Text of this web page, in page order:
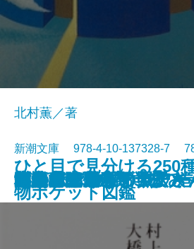
黄泉びと知らず
てるてる坊主の照子さ
てるてる坊主の照子さ
てるてる坊主の照子さ
ニッポンの猫
秘録 陸軍中野学校
嵐が丘
日はまた昇る
ビタミンF
リセット
北村薫／著
新潮文庫 978-4-10-137328-7
文庫電子書籍あり
村上ラヂオ
キッドナップ・ツアー
無人島に生きる十六人
陋巷に在り〔9〕眩の巻
おめでとう
りかさん
剣客商売 庖丁ごよみ
朗読者
浪漫的恋愛
ひと目で見分ける250
物ポケット図鑑